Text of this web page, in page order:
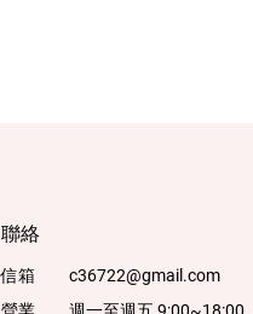
聯絡
信箱
c36722@gmail.com
營業
週一至週五 9:00~18:00